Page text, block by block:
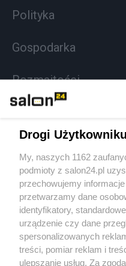
Polityka
Gospodarka
Rozmaitości
Sport
Społeczeństwo
Kultura
Drogi
My, naszych 1162
podmioty z salon24.pl
przechowujemy
przetwarzamy dane
identyfikatory,
urządzenie czy dane
spersonalizowanych
treści, pomiar reklam i
ulepszanie usług. Za